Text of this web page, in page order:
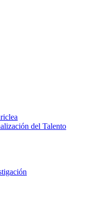
del Talento